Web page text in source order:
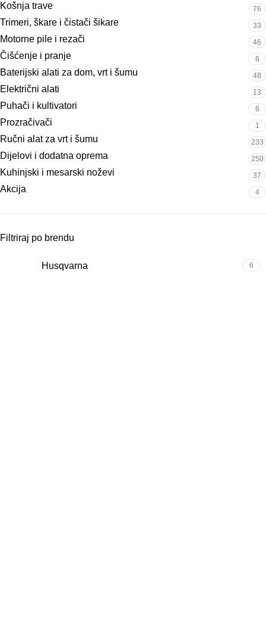
Košnja trave
76
Trimeri, škare i čistači šikare 33
Motorne pile i rezači 46
Čišćenje i pranje 6
Baterijski alati za dom, vrt i šumu 48
Električni alati 13
Puhači i kultivatori 6
Prozračivači 1
Ručni alat za vrt i šumu 233
Dijelovi i dodatna oprema 250
Kuhinjski i mesarski noževi 37
Akcija 4
Filtriraj po brendu
Husqvarna 6